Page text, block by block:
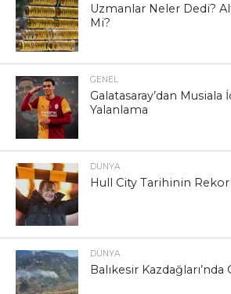
Uzmanlar Neler Dedi?
Mi?
GENEL
Galatasaray’dan Musiala
Yalanlama
DÜNYA
Hull City Tarihinin Rekor
DÜNYA
Balıkesir Kazdağları’nda